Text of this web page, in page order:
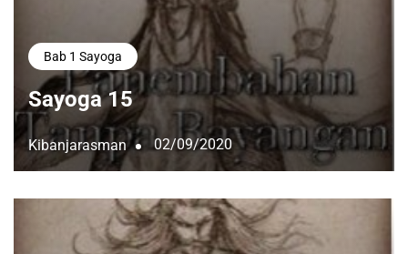
Bab 1 Sayoga
Sayoga 15
Kibanjarasman 02/09/2020